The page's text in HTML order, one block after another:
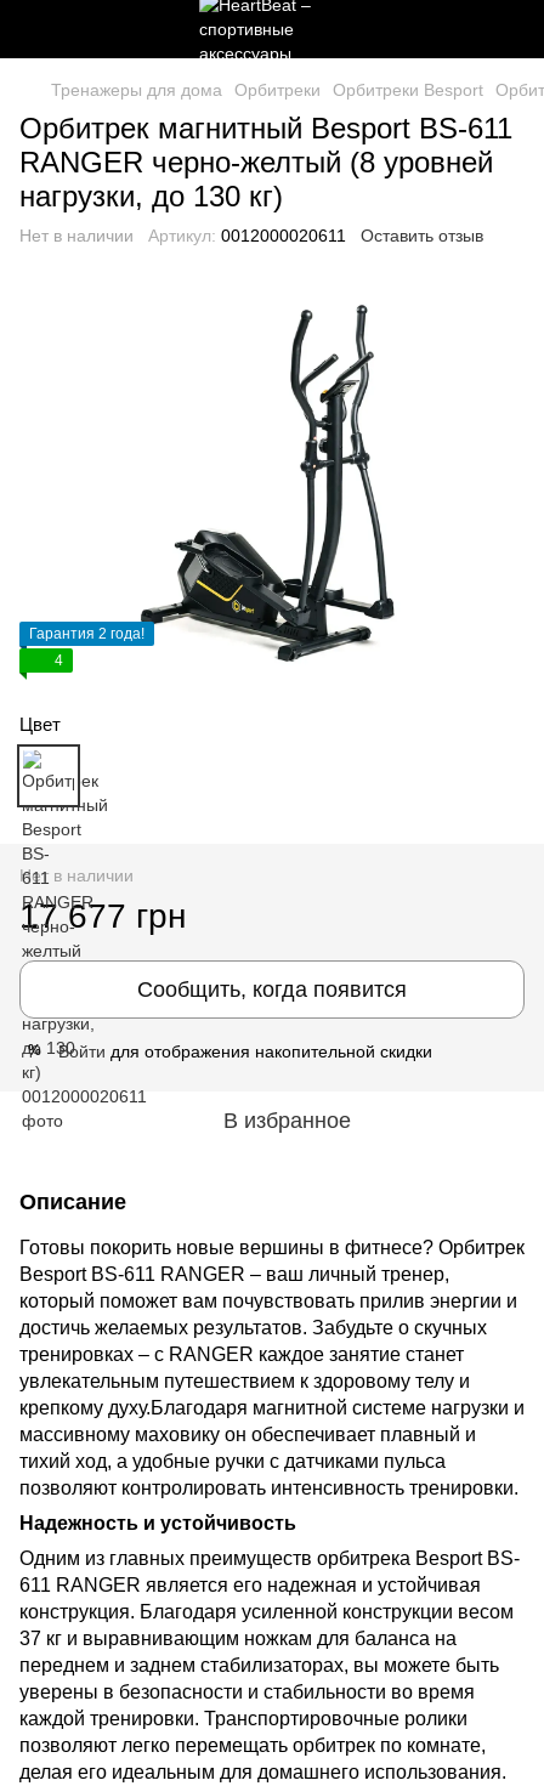
Тренажеры для дома Орбитреки Орбитреки Besport
Орбитрек магнитный Besport BS-611
RANGER черно-желтый (8 уровней
нагрузки, до 130 кг)
Нет в наличии Артикул: 0012000020611 Оставить отзыв
Гарантия 2 года!
4
Цвет
Нет в наличии
17 677 грн
Сообщить, когда появится
% Войти для отображения накопительной скидки
В избранное
Описание
Готовы покорить новые вершины в фитнесе? Орбитрек
Besport BS-611 RANGER – ваш личный тренер,
который поможет вам почувствовать прилив энергии и
достичь желаемых результатов. Забудьте о скучных
тренировках – с RANGER каждое занятие станет
увлекательным путешествием к здоровому телу и
крепкому духу.Благодаря магнитной системе нагрузки и
массивному маховику он обеспечивает плавный и
тихий ход, а удобные ручки с датчиками пульса
позволяют контролировать интенсивность тренировки.
Надежность и устойчивость
Одним из главных преимуществ орбитрека Besport BS-
611 RANGER является его надежная и устойчивая
конструкция. Благодаря усиленной конструкции весом
37 кг и выравнивающим ножкам для баланса на
переднем и заднем стабилизаторах, вы можете быть
уверены в безопасности и стабильности во время
каждой тренировки. Транспортировочные ролики
позволяют легко перемещать орбитрек по комнате,
делая его идеальным для домашнего использования.